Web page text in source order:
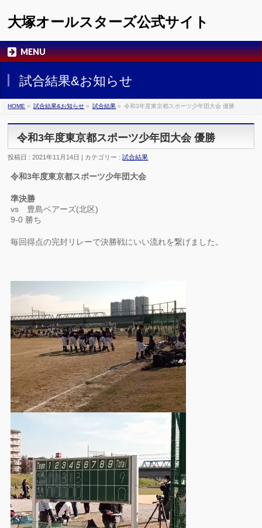
大塚オールスターズ公式サイト
MENU
試合結果&お知らせ
HOME » 試合結果&お知らせ » 試合結果 » 令和3年度東京都スポーツ少年団大会 優勝
令和3年度東京都スポーツ少年団大会 優勝
投稿日 : 2021年11月14日 | カテゴリー :試合結果
令和3年度東京都スポーツ少年団大会
準決勝
vs 豊島ベアーズ(北区)
9-0 勝ち
毎回得点の完封リレーで決勝戦にいい流れを繋げました。